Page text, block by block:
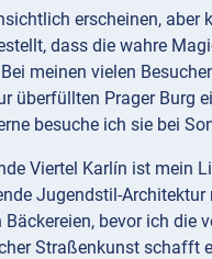
erscheinen, aber
dass die wahre
meinen vielen
überfüllten Prager Burg
besuche ich sie bei
Viertel Karlín ist mein
Jugendstil-
bevor ich die
Straßenkunst schafft